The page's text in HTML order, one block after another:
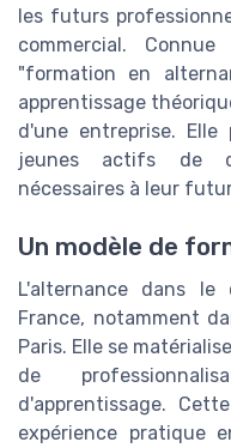
les futurs
commercial.
"formation en
apprentissage
d'une entreprise.
jeunes actifs de
nécessaires à leur
Un modèle de
L'alternance dans
France, notamment
Paris. Elle se
de
d'apprentissage.
expérience pratique